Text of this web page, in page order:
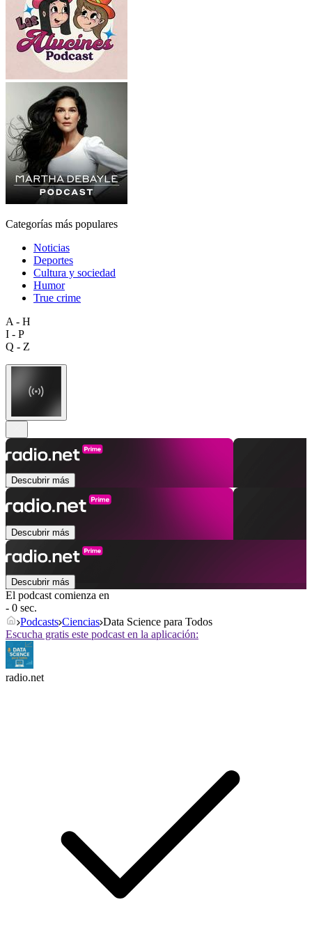
Categorías más populares
Noticias
Deportes
Cultura y sociedad
Humor
True crime
A - H
I - P
Q - Z
Descubrir más
Descubrir más
Descubrir más
El podcast comienza en
- 0 sec.
Podcasts Ciencias Data Science para Todos
Escucha gratis este podcast en la aplicación:
radio.net